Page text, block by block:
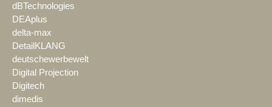
dBTechnologies
DEAplus
delta-max
DetailKLANG
deutschewerbewelt
Digital Projection
Digitech
dimedis